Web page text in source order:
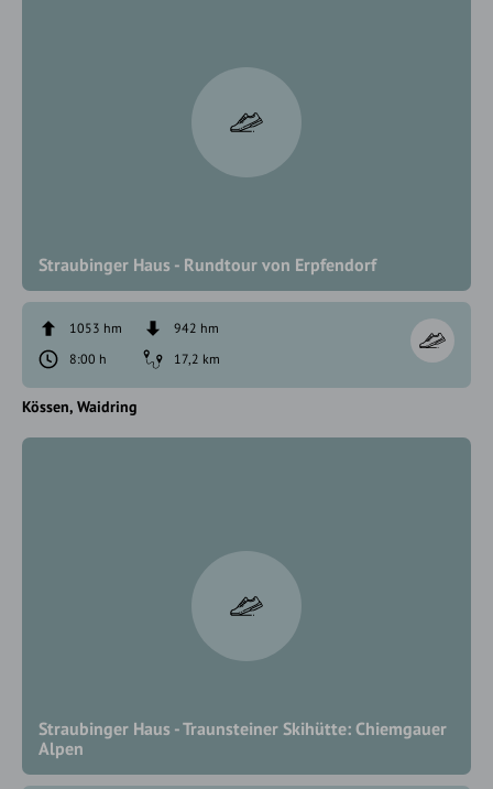
Straubinger Haus - Rundtour von Erpfendorf
1053 hm
942 hm
8:00 h
17,2 km
Kössen Waidring
Straubinger Haus - Traunsteiner Skihütte: Chiemgauer
Alpen